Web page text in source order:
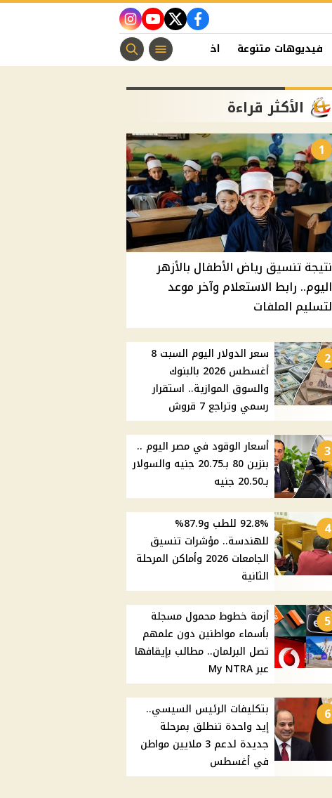
facebook
twitter
youtube
instagram
فيديوهات متنوعة اخبار الفن منوعات مسيحية
الأكثر قراءة
1
نتيجة تنسيق رياض الأطفال بالأزهر
اليوم.. رابط الاستعلام وآخر موعد
لتسليم الملفات
2
سعر الدولار اليوم السبت 8
أغسطس 2026 بالبنوك
والسوق الموازية.. استقرار
رسمي وتراجع 7 قروش
3
أسعار الوقود في مصر اليوم ..
بنزين 80 بـ20.75 جنيه والسولار
بـ20.50 جنيه
4
92.8% للطب و87.9%
للهندسة.. مؤشرات تنسيق
الجامعات 2026 وأماكن المرحلة
الثانية
5
أزمة خطوط محمول مسجلة
بأسماء مواطنين دون علمهم
تصل البرلمان.. مطالب بإيقافها
عبر My NTRA
6
بتكليفات الرئيس السيسي..
إيد واحدة تنطلق بمرحلة
جديدة لدعم 3 ملايين مواطن
في أغسطس